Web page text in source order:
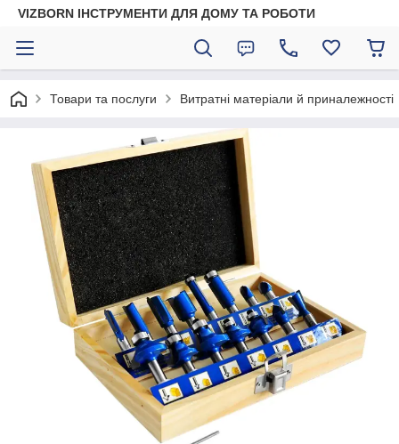
VIZBORN ІНСТРУМЕНТИ ДЛЯ ДОМУ ТА РОБОТИ
Товари та послуги Витратні матеріали й приналежності